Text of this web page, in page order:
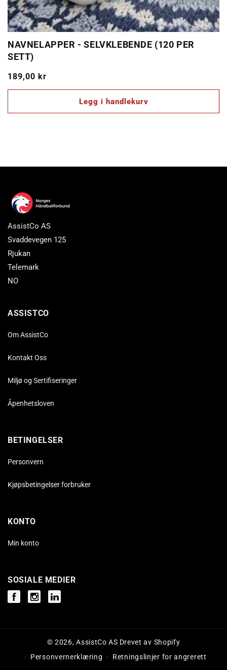
NAVNELAPPER - SELVKLEBENDE (120 PER
SETT)
Vanlig
pris
189,00 kr
Legg i handlekurv
AssistCo AS
Svaddevegen 125
Rjukan
Telemark
NO
ASSISTCO
Om AssistCo
Kontakt Oss
Miljø og Sertifiseringer
Åpenhetsloven
BETINGELSER
Personvern
Kjøpsbetingelser forbruker
KONTO
Min konto
SOSIALE MEDIER
FacebookInstagramInstagram
© 2026,AssistCo AS Drevet av Shopify
Personvernerklæring
Retningslinjer for angrerett